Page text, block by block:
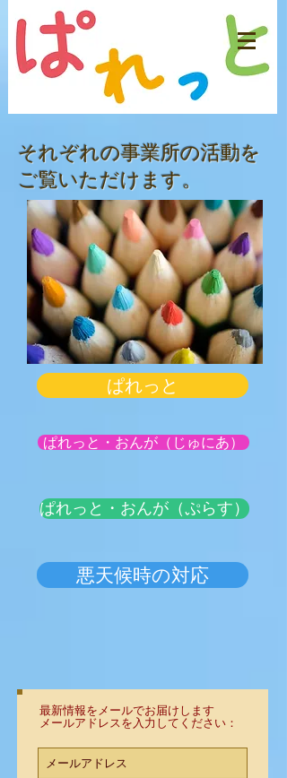
​それぞれの事業所の活動を
ご覧いただけます。
ぱれっと
ぱれっと・おんが（じゅにあ）
ぱれっと・おんが（ぷらす）
悪天候時の対応
最新情報をメールでお届けします
メールアドレスを入力してください：